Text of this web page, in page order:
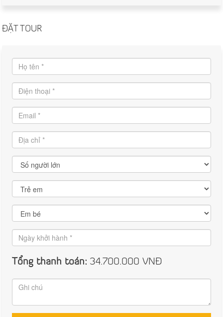
ĐẶT TOUR
Tổng thanh toán: 34.700.000VNĐ